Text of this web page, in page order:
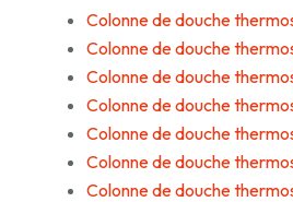
Colonne de douche
Colonne de douche
Colonne de douche
Colonne de douche
Colonne de douche
Colonne de douche
Colonne de douche